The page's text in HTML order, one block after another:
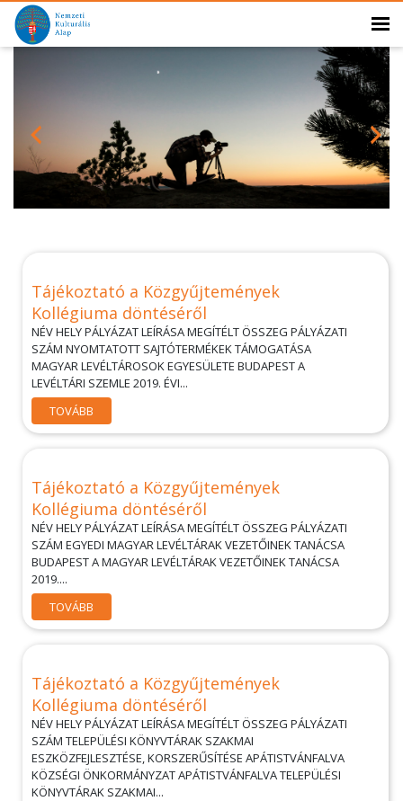
Tájékoztató a Közgyűjtemények
Kollégiuma döntéséről
NÉV HELY PÁLYÁZAT LEÍRÁSA MEGÍTÉLT ÖSSZEG PÁLYÁZATI
SZÁM NYOMTATOTT SAJTÓTERMÉKEK TÁMOGATÁSA
MAGYAR LEVÉLTÁROSOK EGYESÜLETE BUDAPEST A
LEVÉLTÁRI SZEMLE 2019. ÉVI...
TOVÁBB
Tájékoztató a Közgyűjtemények
Kollégiuma döntéséről
NÉV HELY PÁLYÁZAT LEÍRÁSA MEGÍTÉLT ÖSSZEG PÁLYÁZATI
SZÁM EGYEDI MAGYAR LEVÉLTÁRAK VEZETŐINEK TANÁCSA
BUDAPEST A MAGYAR LEVÉLTÁRAK VEZETŐINEK TANÁCSA
2019....
TOVÁBB
Tájékoztató a Közgyűjtemények
Kollégiuma döntéséről
NÉV HELY PÁLYÁZAT LEÍRÁSA MEGÍTÉLT ÖSSZEG PÁLYÁZATI
SZÁM TELEPÜLÉSI KÖNYVTÁRAK SZAKMAI
ESZKÖZFEJLESZTÉSE, KORSZERŰSÍTÉSE APÁTISTVÁNFALVA
KÖZSÉGI ÖNKORMÁNYZAT APÁTISTVÁNFALVA TELEPÜLÉSI
KÖNYVTÁRAK SZAKMAI...